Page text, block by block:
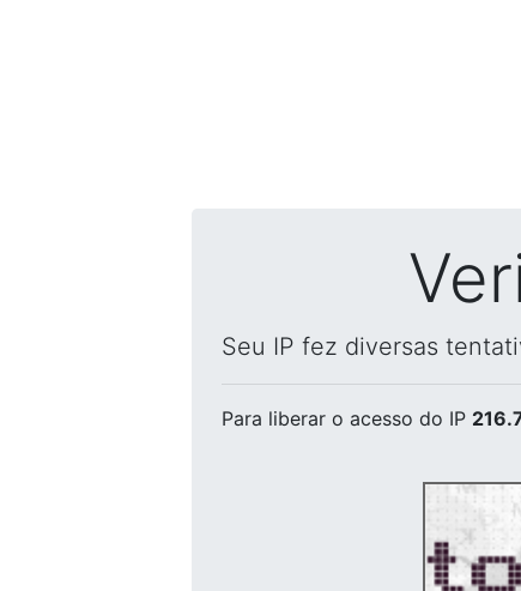
Seu IP fez diversas
Para liberar o acesso do IP